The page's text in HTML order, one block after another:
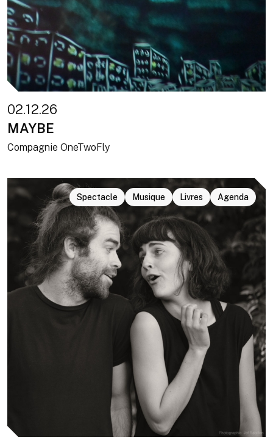
02.12.26
MAYBE
Compagnie OneTwoFly
Spectacle Musique Livres Agenda